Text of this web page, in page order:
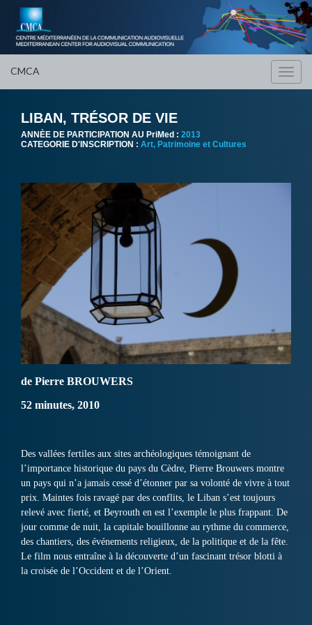
CMCA
LIBAN, TRÉSOR DE VIE
ANNÈE DE PARTICIPATION AU PriMed : 2013
CATEGORIE D'INSCRIPTION : Art, Patrimoine et Cultures
de Pierre BROUWERS
52 minutes, 2010
Des vallées fertiles aux sites archéologiques témoignant de
l’importance historique du pays du Cèdre, Pierre Brouwers montre
un pays qui n’a jamais cessé d’étonner par sa volonté de vivre à tout
prix. Maintes fois ravagé par des conflits, le Liban s’est toujours
relevé avec fierté, et Beyrouth en est l’exemple le plus frappant. De
jour comme de nuit, la capitale bouillonne au rythme du commerce,
des chantiers, des événements religieux, de la politique et de la fête.
Le film nous entraîne à la découverte d’un fascinant trésor blotti à
la croisée de l’Occident et de l’Orient.